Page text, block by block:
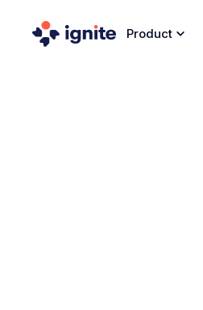
Product